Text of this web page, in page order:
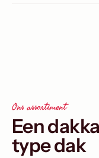
Ons assortiment
Een
type dak